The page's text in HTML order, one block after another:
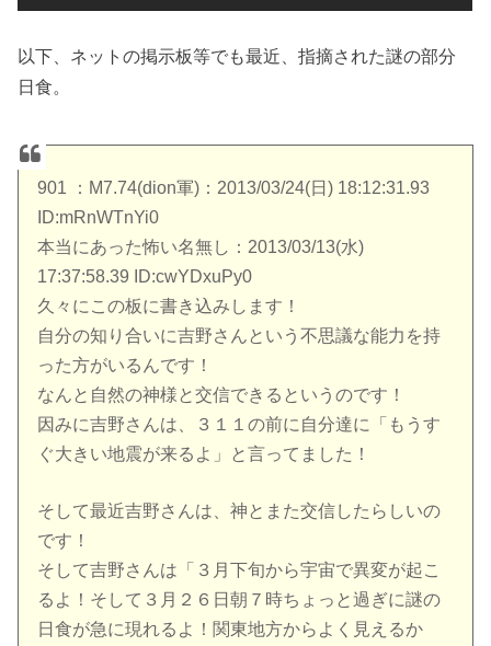
以下、ネットの掲示板等でも最近、指摘された謎の部分
日食。
901 ：M7.74(dion軍)：2013/03/24(日) 18:12:31.93
ID:mRnWTnYi0
本当にあった怖い名無し：2013/03/13(水)
17:37:58.39 ID:cwYDxuPy0
久々にこの板に書き込みします！
自分の知り合いに吉野さんという不思議な能力を持
った方がいるんです！
なんと自然の神様と交信できるというのです！
因みに吉野さんは、３１１の前に自分達に「もうす
ぐ大きい地震が来るよ」と言ってました！
そして最近吉野さんは、神とまた交信したらしいの
です！
そして吉野さんは「３月下旬から宇宙で異変が起こ
るよ！そして３月２６日朝７時ちょっと過ぎに謎の
日食が急に現れるよ！関東地方からよく見えるか